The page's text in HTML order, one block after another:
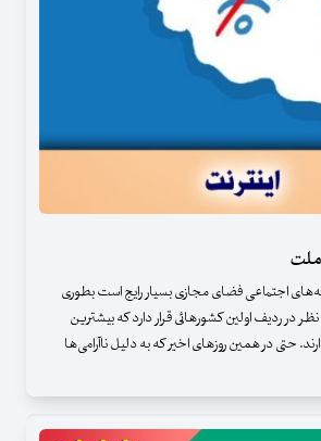
ملت
اجتماعی فضای مجازی بسیار رایج است بطوری
در ردیف اولین کشورهائی قرار دارد که بیشترین
حتی در همین روزهای اخیر که به دلیل ناآرامی‌ها